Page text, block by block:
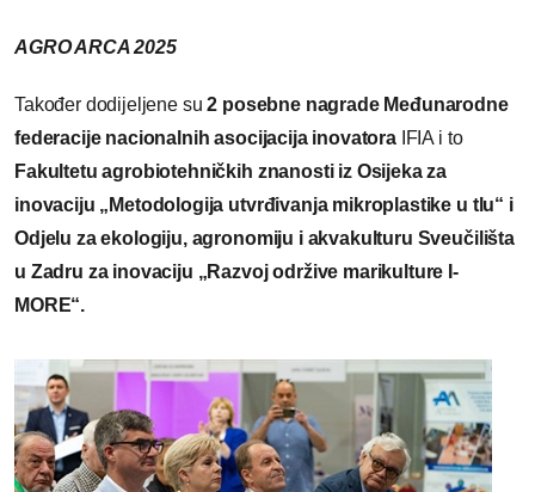
AGRO ARCA 2025
Također dodijeljene su2 posebne nagrade Međunarodne
federacije nacionalnih asocijacija inovatoraIFIA i to
Fakultetu agrobiotehničkih znanosti iz Osijeka za
inovaciju „Metodologija utvrđivanja mikroplastike u tlu“ i
Odjelu za ekologiju, agronomiju i akvakulturu Sveučilišta
u Zadru za inovaciju „Razvoj održive marikulture I-
MORE“.